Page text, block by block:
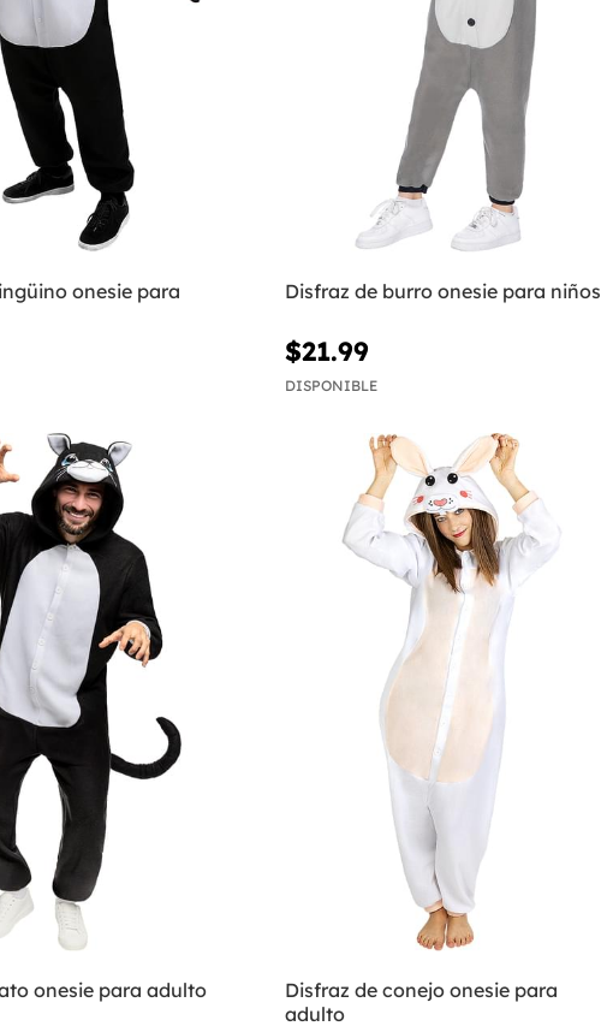
onesie para
Disfraz de burro onesie para niños
$21.99
DISPONIBLE
onesie para adulto
Disfraz de conejo onesie para
adulto